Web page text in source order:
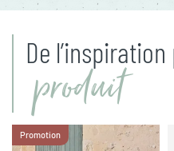
De
produit
Promotion